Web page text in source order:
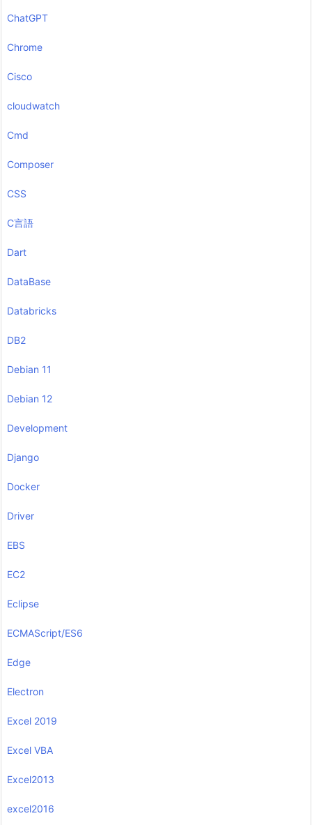
ChatGPT
Chrome
Cisco
cloudwatch
Cmd
Composer
CSS
C言語
Dart
DataBase
Databricks
DB2
Debian 11
Debian 12
Development
Django
Docker
Driver
EBS
EC2
Eclipse
ECMAScript/ES6
Edge
Electron
Excel 2019
Excel VBA
Excel2013
excel2016